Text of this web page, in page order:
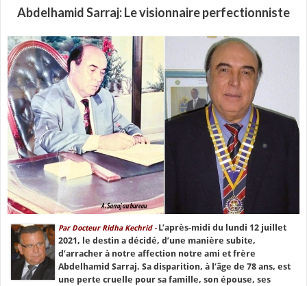
Abdelhamid Sarraj: Le visionnaire perfectionniste
Par Docteur Ridha Kechrid -L’après-midi du lundi 12 juillet
2021, le destin a décidé, d’une manière subite,
d’arracher à notre affection notre ami et frère
Abdelhamid Sarraj. Sa disparition, à l’âge de 78 ans, est
une perte cruelle pour sa famille, son épouse, ses